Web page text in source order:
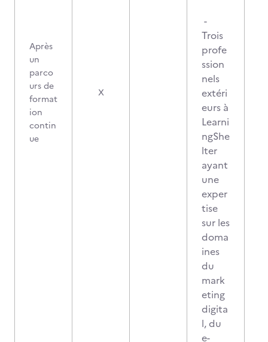
Après
un
parco
urs de
format
ion
contin
ue
X
-
Trois
profe
ssion
nels
extéri
eurs à
Learni
ngShe
lter
ayant
une
exper
tise
sur les
doma
ines
du
mark
eting
digita
l, du
e-